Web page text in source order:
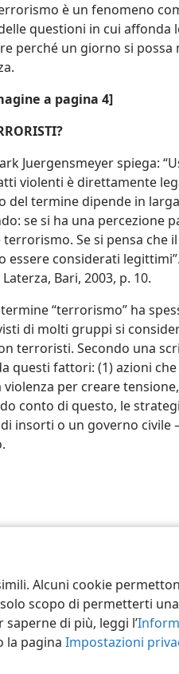
Alcuni cookie
scopo di permetterti
di più, leggi l’
la pagina Impostazioni
è un fenomeno
questioni in cui affonda
perché un giorno si
a pagina 4]
Juergensmeyer spiega:
violenti è direttamente
del termine dipende in
se si ha una percezione
Se si pensa che
essere considerati
Bari, 2003, p. 10.
termine “terrorismo” ha
di molti gruppi si
terroristi. Secondo una
questi fattori: (1) azioni
violenza per creare
conto di questo, le
insorti o un governo